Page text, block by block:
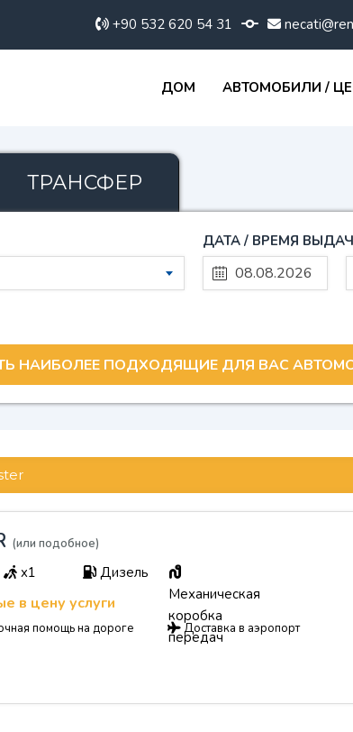
+90 532 620 54 31
ДОМ АВТОМОБИЛИ /
ТРАНСФЕР
ДАТА / ВРЕМЯ
(или подобное)
x1
Дизель
Механическая
коробка
передач
в цену услуги
помощь на дороге Доставка в аэропорт